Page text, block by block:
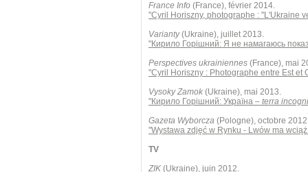
France Info (France), février 2014.
"Cyril Horiszny, photographe : "L'Ukraine
Varianty(Ukraine), juillet 2013.
"Кирило Горішний: Я не намагаюсь
Perspectives ukrainiennes (France), mai
"Cyril Horiszny : Photographe entre Est et
Vysoky Zamok (Ukraine), mai 2013.
"Кирило Горішний: Україна – terra
Gazeta Wyborcza (Pologne), octobre
"Wystawa zdjęć w Rynku - Lwów ma
TV
ZIK (Ukraine), juin 2012.